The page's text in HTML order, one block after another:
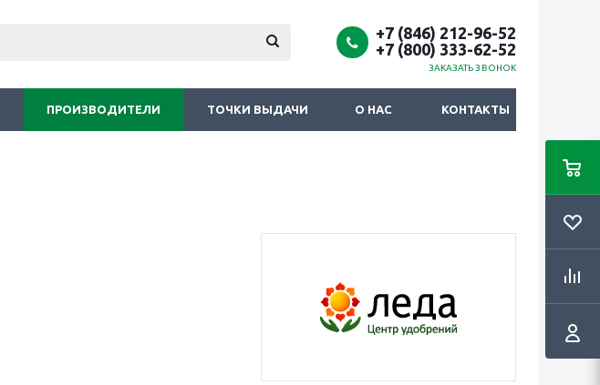
+7 (846) 212-96-52
+7 (800) 333-62-52
ЗАКАЗАТЬ ЗВОНОК
ПРОИЗВОДИТЕЛИ ТОЧКИ ВЫДАЧИ О НАС КОНТАКТЫ